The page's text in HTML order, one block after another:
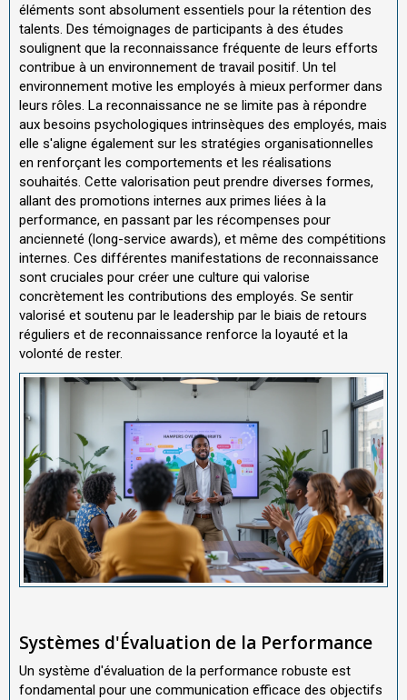
éléments sont absolument essentiels pour la rétention des
talents. Des témoignages de participants à des études
soulignent que la reconnaissance fréquente de leurs efforts
contribue à un environnement de travail positif. Un tel
environnement motive les employés à mieux performer dans
leurs rôles. La reconnaissance ne se limite pas à répondre
aux besoins psychologiques intrinsèques des employés, mais
elle s'aligne également sur les stratégies organisationnelles
en renforçant les comportements et les réalisations
souhaités. Cette valorisation peut prendre diverses formes,
allant des promotions internes aux primes liées à la
performance, en passant par les récompenses pour
ancienneté (long-service awards), et même des compétitions
internes. Ces différentes manifestations de reconnaissance
sont cruciales pour créer une culture qui valorise
concrètement les contributions des employés. Se sentir
valorisé et soutenu par le leadership par le biais de retours
réguliers et de reconnaissance renforce la loyauté et la
volonté de rester.
Systèmes d'Évaluation de la Performance
Un système d'évaluation de la performance robuste est
fondamental pour une communication efficace des objectifs